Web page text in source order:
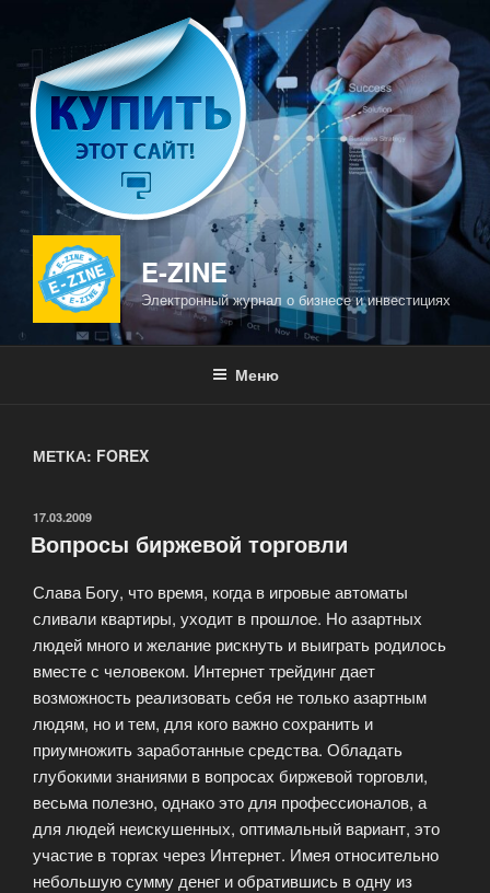
содержимому
E-ZINE
Электронный журнал о бизнесе и инвестициях
Меню
МЕТКА: FOREX
ОПУБЛИКОВАНО
17.03.2009
Вопросы биржевой торговли
Слава Богу, что время, когда в игровые автоматы
сливали квартиры, уходит в прошлое. Но азартных
людей много и желание рискнуть и выиграть родилось
вместе с человеком. Интернет трейдинг дает
возможность реализовать себя не только азартным
людям, но и тем, для кого важно сохранить и
приумножить заработанные средства. Обладать
глубокими знаниями в вопросах биржевой торговли,
весьма полезно, однако это для профессионалов, а
для людей неискушенных, оптимальный вариант, это
участие в торгах через Интернет. Имея относительно
небольшую сумму денег и обратившись в одну из